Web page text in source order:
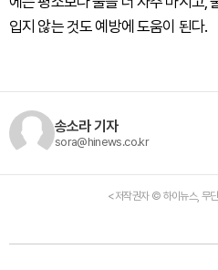
입지 않는 것도 예방에 도움이 된다.
송소라 기자
sora@hinews.co.kr
<저작권자 © 하이뉴스, 무